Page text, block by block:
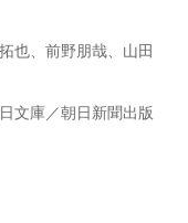
也、前野朋哉、山田
文庫／朝日新聞出版